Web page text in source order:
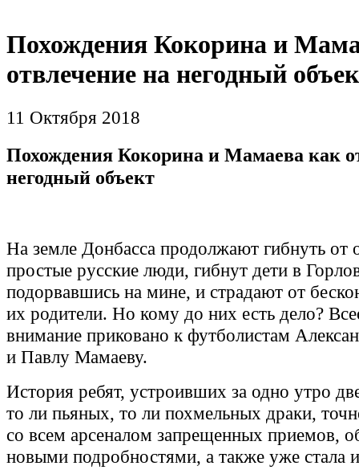
Похождения Кокорина и
отвлечение на негодный
11 Октября 2018
Похождения Кокорина и Мамаева как
негодный объект
На земле Донбасса продолжают гибнуть от
простые русские люди, гибнут дети в
подорвавшись на мине, и страдают от
их родители. Но кому до них есть дело?
внимание приковано к футболистам
и Павлу Мамаеву.
История ребят, устроивших за одно утро
то ли пьяных, то ли похмельных драки,
со всем арсеналом запрещенных приемов,
новыми подробностями, а также уже стала